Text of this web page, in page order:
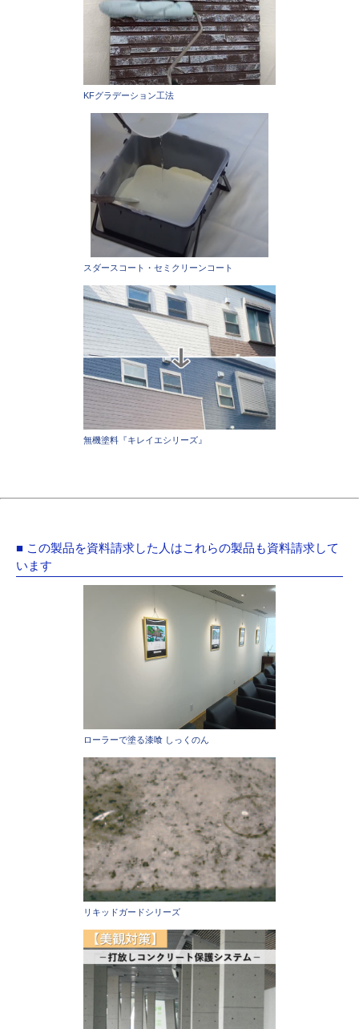
KFグラデーション工法
スダースコート・セミクリーンコート
無機塗料『キレイエシリーズ』
■ この製品を資料請求した人はこれらの製品も資料請求して
います
ローラーで塗る漆喰 しっくのん
リキッドガードシリーズ